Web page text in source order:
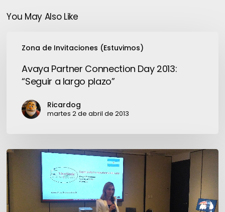
You May Also Like
Zona de Invitaciones (Estuvimos)
Partner
“Seguir
Avaya Partner Connection Day 2013:
“Seguir a largo plazo”
Ricardog
martes 2 de abril de 2013
Viewsonic:
Ayer,
proyectores;
hoy,
soluciones